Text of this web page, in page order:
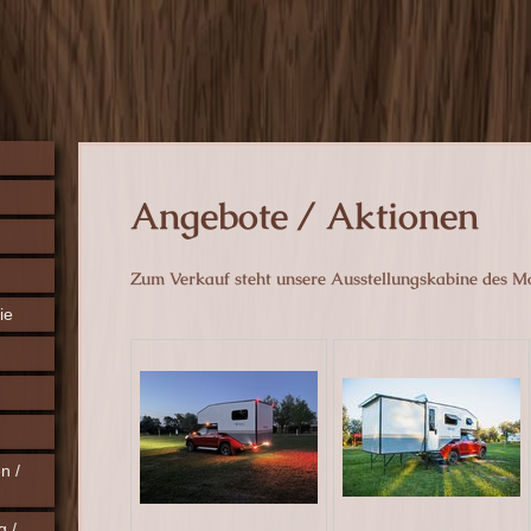
/
Angebote / Aktionen
Zum Verkauf steht unsere Ausstellungskabine des